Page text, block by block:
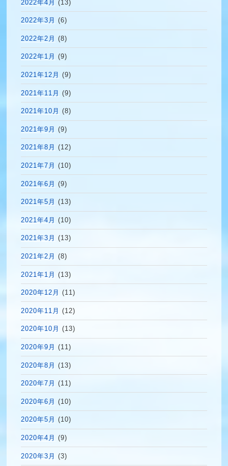
2022年4月 (13)
2022年3月 (6)
2022年2月 (8)
2022年1月 (9)
2021年12月 (9)
2021年11月 (9)
2021年10月 (8)
2021年9月 (9)
2021年8月 (12)
2021年7月 (10)
2021年6月 (9)
2021年5月 (13)
2021年4月 (10)
2021年3月 (13)
2021年2月 (8)
2021年1月 (13)
2020年12月 (11)
2020年11月 (12)
2020年10月 (13)
2020年9月 (11)
2020年8月 (13)
2020年7月 (11)
2020年6月 (10)
2020年5月 (10)
2020年4月 (9)
2020年3月 (3)